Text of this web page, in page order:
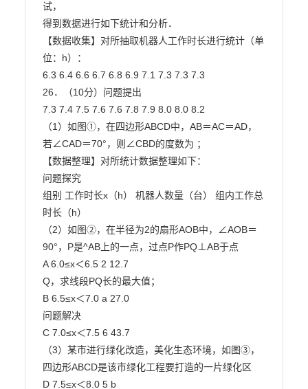
试，
得到数据进行如下统计和分析．
【数据收集】对所抽取机器人工作时长进行统计（单
位：h）：
6.3 6.4 6.6 6.7 6.8 6.9 7.1 7.3 7.3 7.3
26．（10分）问题提出
7.3 7.4 7.5 7.6 7.6 7.8 7.9 8.0 8.0 8.2
（1）如图①，在四边形ABCD中，AB＝AC＝AD，
若∠CAD＝70°，则∠CBD的度数为 ；
【数据整理】对所统计数据整理如下：
问题探究
组别 工作时长x（h） 机器人数量（台） 组内工作总
时长（h）
（2）如图②，在半径为2的扇形AOB中，∠AOB＝
90°，P是^AB上的一点，过点P作PQ⊥AB于点
A 6.0≤x＜6.5 2 12.7
Q，求线段PQ长的最大值；
B 6.5≤x＜7.0 a 27.0
问题解决
C 7.0≤x＜7.5 6 43.7
（3）某市进行绿化改造，美化生态环境，如图③，
四边形ABCD是该市绿化工程要打造的一片绿化区
D 7.5≤x＜8.0 5 b